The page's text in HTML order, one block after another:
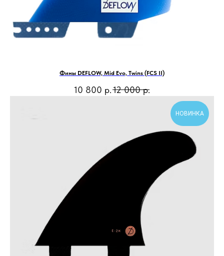
Фины DEFLOW, Mid Evo, Twins (FCS II)
10 800 р.12 000 р.
НОВИНКА